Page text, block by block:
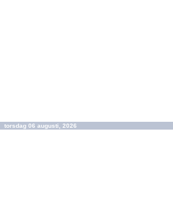
torsdag 06 augusti, 2026